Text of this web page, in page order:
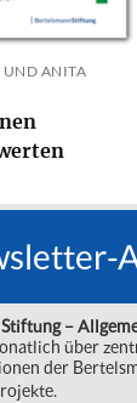
UND ANITA
–
über
der